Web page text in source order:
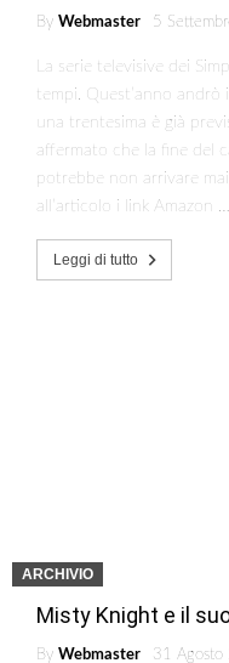
By Webmaster 5
La serie televisive dei
tempi. Quest’anno andrò
una trentesima è già
affermato che la fine del
potrebbe non arrivare
all’articolo i link Amazon …
Leggi di tutto
ARCHIVIO
Misty Knight e il
By Webmaster
31 Agosto